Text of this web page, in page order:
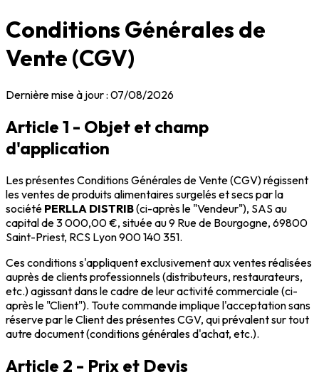
Conditions Générales de
Vente (CGV)
Dernière mise à jour : 07/08/2026
Article 1 - Objet et champ
d'application
Les présentes Conditions Générales de Vente (CGV) régissent
les ventes de produits alimentaires surgelés et secs par la
société PERLLA DISTRIB(ci-après le "Vendeur"), SAS au
capital de 3 000,00 €, située au 9 Rue de Bourgogne, 69800
Saint-Priest, RCS Lyon 900 140 351.
Ces conditions s'appliquent exclusivement aux ventes réalisées
auprès de clients professionnels (distributeurs, restaurateurs,
etc.) agissant dans le cadre de leur activité commerciale (ci-
après le "Client"). Toute commande implique l'acceptation sans
réserve par le Client des présentes CGV, qui prévalent sur tout
autre document (conditions générales d'achat, etc.).
Article 2 - Prix et Devis